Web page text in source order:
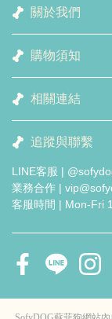
關於我們
購物須知
相關連結
追蹤與聯繫
LINE客服 |
業務合作 |
客服時間 | Mon-Fri